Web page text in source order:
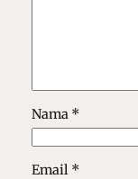
Nama *
Email *